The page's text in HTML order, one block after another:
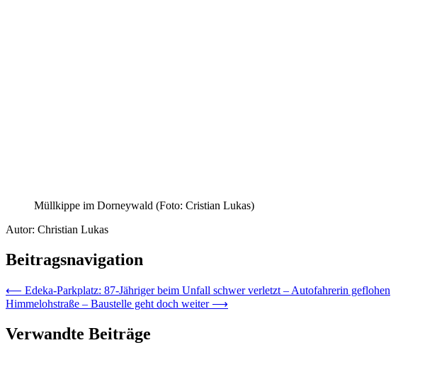
Müllkippe im Dorneywald (Foto: Cristian Lukas)
Autor: Christian Lukas
Beitragsnavigation
⟵ Edeka-Parkplatz: 87-Jähriger beim Unfall schwer verletzt – Autofahrerin geflohen
Himmelohstraße – Baustelle geht doch weiter ⟶
Verwandte Beiträge